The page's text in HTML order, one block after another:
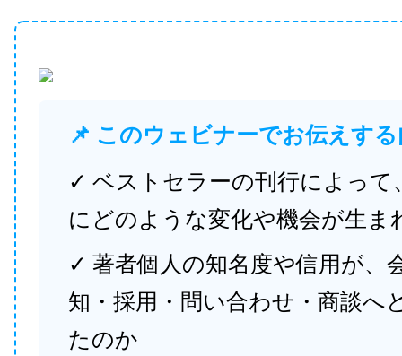
📌 このウェビナーでお伝えす
✓ ベストセラーの刊行によって
にどのような変化や機会が生ま
✓ 著者個人の知名度や信用が、
知・採用・問い合わせ・商談へ
たのか